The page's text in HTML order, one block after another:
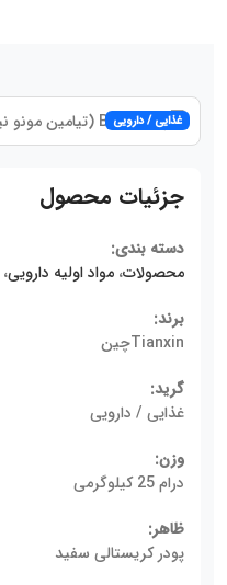
غذایی / دارویی
جزئیات محصول
دسته بندی:
محصولات، مواد اولیه دارویی،
برند:
Tianxinچین
گرید:
غذایی / دارویی
وزن:
درام 25 کیلوگرمی
ظاهر:
پودر کریستالی سفید